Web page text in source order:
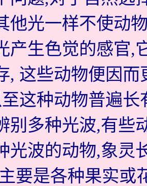
他光一样不使动
产生色觉的感官,
, 这些动物便因
这种动物普遍
别多种光波,有些
光波的动物,象灵
要是各种果实或